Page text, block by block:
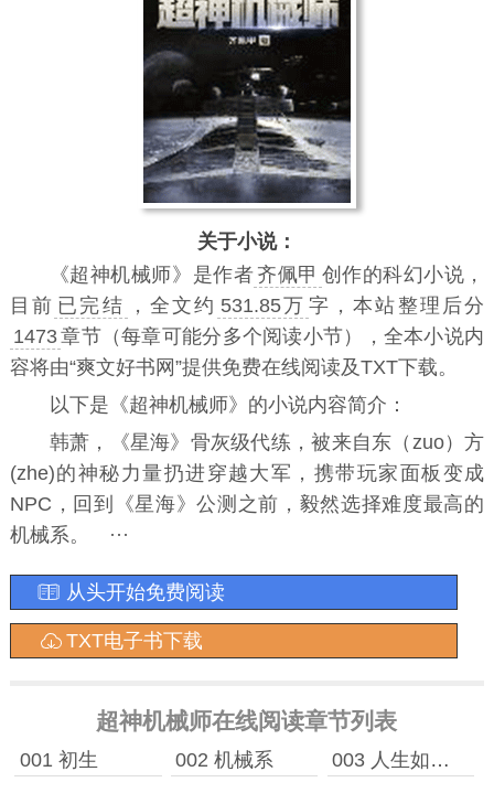
关于小说：
《超神机械师 》是作者 齐佩甲 创作的科幻小说，
目前 已完结 ，全文约 531.85万 字，本站整理后分
1473章节（每章可能分多个阅读小节），全本小说内
容将由“爽文好书网”提供免费在线阅读及TXT下载。
以下是《超神机械师》的小说内容简介：
韩萧，《星海》骨灰级代练，被来自东（zuo）方
(zhe)的神秘力量扔进穿越大军，携带玩家面板变成
NPC，回到《星海》公测之前，毅然选择难度最高的
机械系。 ···
从头开始免费阅读
TXT电子书下载
超神机械师在线阅读章节列表
001 初生 002 机械系 003 人生如戏，全靠演技